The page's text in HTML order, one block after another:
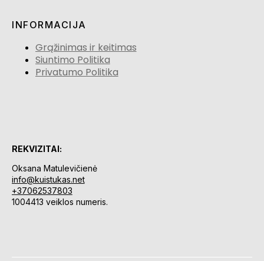
INFORMACIJA
Grąžinimas ir keitimas
Siuntimo Politika
Privatumo Politika
REKVIZITAI:
Oksana Matulevičienė
info@kuistukas.net
+37062537803
1004413 veiklos numeris.